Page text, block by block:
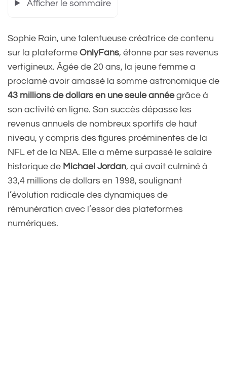
Afficher le sommaire
Sophie Rain, une talentueuse créatrice de contenu
sur la plateforme OnlyFans, étonne par ses revenus
vertigineux. Âgée de 20 ans, la jeune femme a
proclamé avoir amassé la somme astronomique de
43 millions de dollars en une seule annéegrâce à
son activité en ligne. Son succès dépasse les
revenus annuels de nombreux sportifs de haut
niveau, y compris des figures proéminentes de la
NFL et de la NBA. Elle a même surpassé le salaire
historique de Michael Jordan, qui avait culminé à
33,4 millions de dollars en 1998, soulignant
l’évolution radicale des dynamiques de
rémunération avec l’essor des plateformes
numériques.